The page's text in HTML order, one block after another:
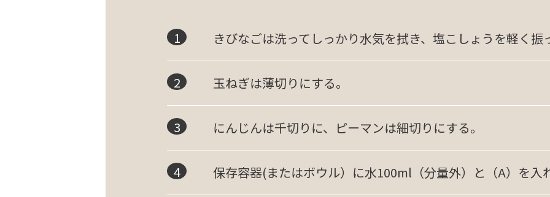
きびなごは洗ってしっかり水気を拭き、塩こしょうを軽く振
玉ねぎは薄切りにする。
にんじんは千切りに、ピーマンは細切りにする。
保存容器(またはボウル）に水100ml（分量外）と（A）を入